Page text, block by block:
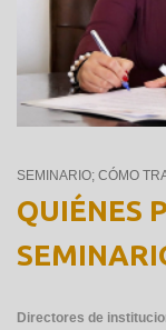
SEMINARIO; CÓMO
QUIÉNES
Directores de